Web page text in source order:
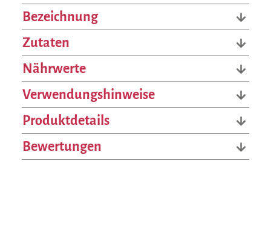
Bezeichnung
Zutaten
Nährwerte
Verwendungshinweise
Produktdetails
Bewertungen